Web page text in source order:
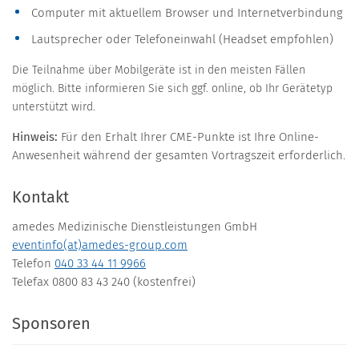
Computer mit aktuellem Browser und Internetverbindung
Lautsprecher oder Telefoneinwahl (Headset empfohlen)
Die Teilnahme über Mobilgeräte ist in den meisten Fällen
möglich. Bitte informieren Sie sich ggf. online, ob Ihr Gerätetyp
unterstützt wird.
Hinweis: Für den Erhalt Ihrer CME-Punkte ist Ihre Online-
Anwesenheit während der gesamten Vortragszeit erforderlich.
Kontakt
amedes Medizinische Dienstleistungen GmbH
eventinfo(at)amedes-group.com
Telefon 040 33 44 11 9966
Telefax 0800 83 43 240 (kostenfrei)
Sponsoren